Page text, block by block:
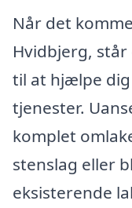
Når det
Hvidbjerg,
til at hjælpe
tjenester.
komplet
stenslag eller
eksisterende